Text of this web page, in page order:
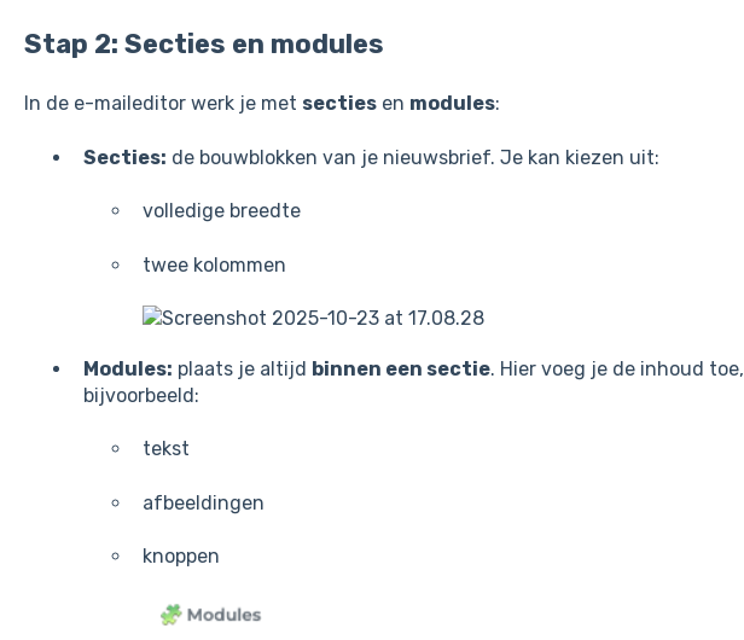
Stap 2: Secties en modules
In de e-maileditor werk je met sectiesen modules:
Secties: de bouwblokken van je nieuwsbrief. Je kan kiezen uit:
volledige breedte
twee kolommen
Modules: plaats je altijd binnen een sectie. Hier voeg je de inhoud toe,
bijvoorbeeld:
tekst
afbeeldingen
knoppen